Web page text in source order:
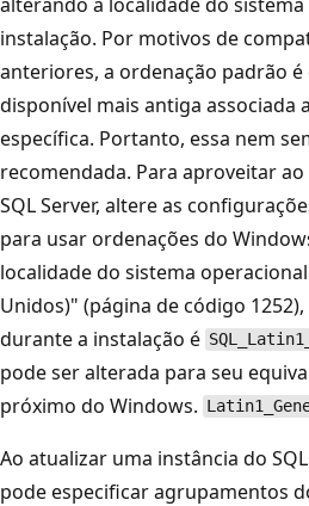
instalação. Por motivos de
anteriores, a ordenação padrão
disponível mais antiga associada
específica. Portanto, essa nem
recomendada. Para aproveitar
SQL Server, altere as
para usar ordenações do
localidade do sistema
Unidos)" (página de código
durante a instalação é
pode ser alterada para seu
próximo do Windows.
Ao atualizar uma instância do
pode especificar agrupamentos